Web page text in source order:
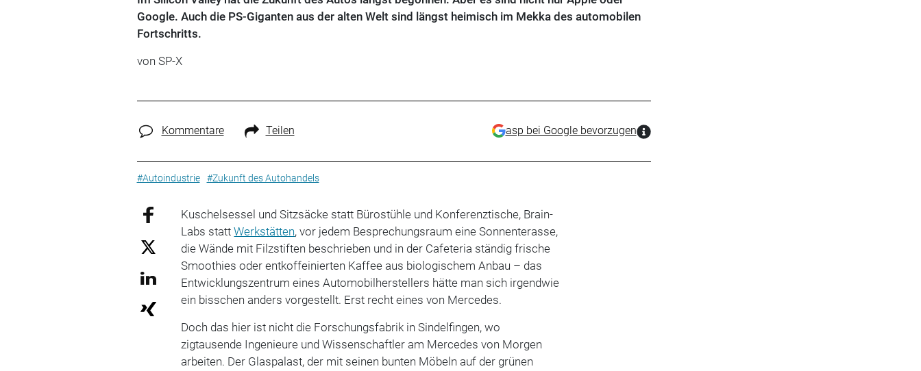
Google. Auch die PS-Giganten aus der alten Welt sind längst heimisch im Mekka des automobilen
Fortschritts.
von SP-X
Kommentare Teilen asp bei Google bevorzugen
#Autoindustrie #Zukunft des Autohandels
Kuschelsessel und Sitzsäcke statt Bürostühle und Konferenztische, Brain-
Labs stattWerkstätten, vor jedem Besprechungsraum eine Sonnenterasse,
die Wände mit Filzstiften beschrieben und in der Cafeteria ständig frische
Smoothies oder entkoffeinierten Kaffee aus biologischem Anbau – das
Entwicklungszentrum eines Automobilherstellers hätte man sich irgendwie
ein bisschen anders vorgestellt. Erst recht eines von Mercedes.
Doch das hier ist nicht die Forschungsfabrik in Sindelfingen, wo
zigtausende Ingenieure und Wissenschaftler am Mercedes von Morgen
arbeiten. Der Glaspalast, der mit seinen bunten Möbeln auf der grünen